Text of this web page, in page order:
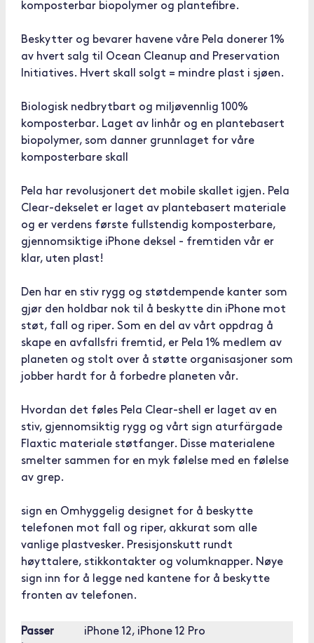
komposterbar biopolymer og plantefibre.
Beskytter og bevarer havene våre Pela donerer 1%
av hvert salg til Ocean Cleanup and Preservation
Initiatives. Hvert skall solgt = mindre plast i sjøen.
Biologisk nedbrytbart og miljøvennlig 100%
komposterbar. Laget av linhår og en plantebasert
biopolymer, som danner grunnlaget for våre
komposterbare skall
Pela har revolusjonert det mobile skallet igjen. Pela
Clear-dekselet er laget av plantebasert materiale
og er verdens første fullstendig komposterbare,
gjennomsiktige iPhone deksel - fremtiden vår er
klar, uten plast!
Den har en stiv rygg og støtdempende kanter som
gjør den holdbar nok til å beskytte din iPhone mot
støt, fall og riper. Som en del av vårt oppdrag å
skape en avfallsfri fremtid, er Pela 1% medlem av
planeten og stolt over å støtte organisasjoner som
jobber hardt for å forbedre planeten vår.
Hvordan det føles Pela Clear-shell er laget av en
stiv, gjennomsiktig rygg og vårt sign aturfärgade
Flaxtic materiale støtfanger. Disse materialene
smelter sammen for en myk følelse med en følelse
av grep.
sign en Omhyggelig designet for å beskytte
telefonen mot fall og riper, akkurat som alle
vanlige plastvesker. Presisjonskutt rundt
høyttalere, stikkontakter og volumknapper. Nøye
sign inn for å legge ned kantene for å beskytte
fronten av telefonen.
Passer iPhone 12, iPhone 12 Pro